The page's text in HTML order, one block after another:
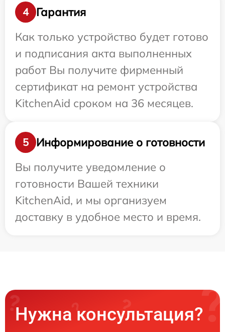
4
Гарантия
Как только устройство будет готово
и подписания акта выполненных
работ Вы получите фирменный
сертификат на ремонт устройства
KitchenAid сроком на 36 месяцев.
5
Информирование о готовности
Вы получите уведомление о
готовности Вашей техники
KitchenAid, и мы организуем
доставку в удобное место и время.
Нужна консультация?